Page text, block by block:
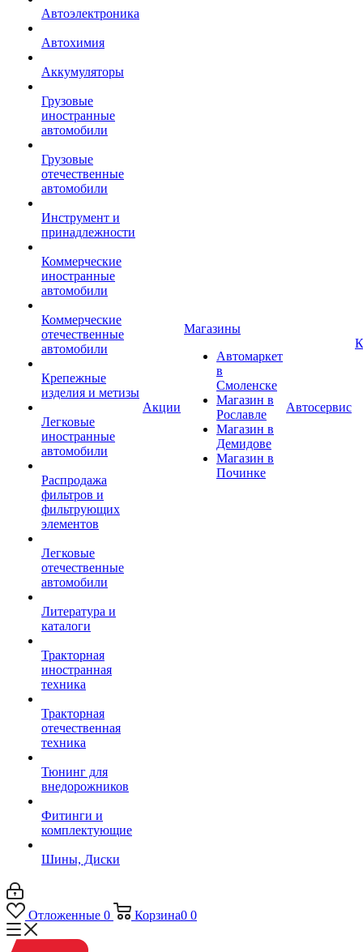
Автоэлектроника
Автохимия
Аккумуляторы
Грузовые
иностранные
автомобили
Грузовые
отечественные
автомобили
Инструмент и
принадлежности
Коммерческие
иностранные
автомобили
Коммерческие
отечественные
автомобили
Крепежные
изделия и метизы
Легковые
иностранные
автомобили
Распродажа
фильтров и
фильтрующих
элементов
Легковые
отечественные
автомобили
Литература и
каталоги
Тракторная
иностранная
техника
Тракторная
отечественная
техника
Тюнинг для
внедорожников
Фитинги и
комплектующие
Шины, Диски
Акции
Магазины
Автомаркет
в
Смоленске
Магазин в
Рославле
Магазин в
Демидове
Магазин в
Починке
Автосервис
Отложенные 0 Корзина0 0